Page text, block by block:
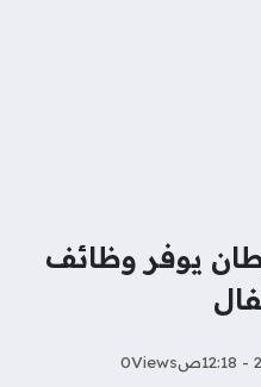
يوفر وظائف
Views
0